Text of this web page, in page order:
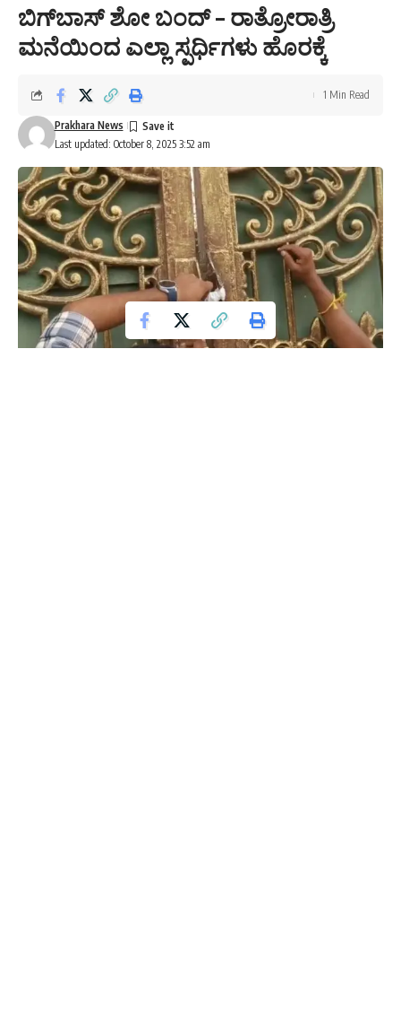
ಬಿಗ್‌ಬಾಸ್‌ ಶೋ ಬಂದ್‌ – ರಾತ್ರೋರಾತ್ರಿ
ಮನೆಯಿಂದ ಎಲ್ಲಾ ಸ್ಪರ್ಧಿಗಳು ಹೊರಕ್ಕೆ
Last updated: October 8, 2025 3:52 am
Prakhara News
1 Min Read